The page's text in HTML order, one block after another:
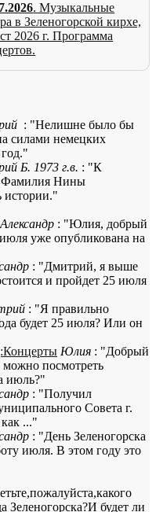
. Музыкальные
в Зеленогорской кирхе,
2026 г. Программа
: "Нелишне было бы
силами немецких
Б. 1973 г.в. : "К
Фамилия Нины
истории."
Александр : "Юлия, добрый
уже опубликована на
: "Дмитрий, я выше
и пройдет 25 июля
: "Я правильно
будет 25 июля? Или он
Юлия : "Добрый
можно посмотреть
июль?"
: "Получил
Совета г.
..."
: "День Зеленогорска
июля. В этом году это
Зеленогорска?И будет ли